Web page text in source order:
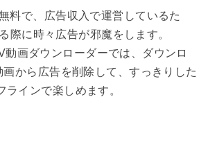
料で、広告収入で運営しているた
際に時々広告が邪魔をします。
画ダウンローダーでは、ダウンロ
から広告を削除して、すっきりした
ラインで楽しめます。